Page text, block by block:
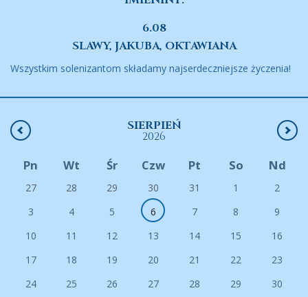
6.08
SLAWY, JAKUBA, OKTAWIANA
Wszystkim solenizantom składamy najserdeczniejsze życzenia!
SIERPIEŃ
2026
Pn Wt Śr Czw Pt So Nd
27 28 29 30 31 1
2
3
4 5 6 7 8
9
10
11 12 13 14 15
16
17
18 19 20 21 22
23
24
25 26 27 28 29
30